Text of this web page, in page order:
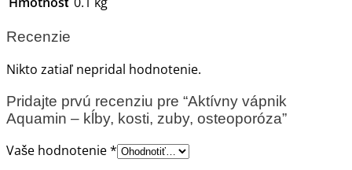
Recenzie
Nikto zatiaľ nepridal hodnotenie.
Pridajte prvú recenziu pre “Aktívny vápnik
Aquamin – kĺby, kosti, zuby, osteoporóza”
Vaše hodnotenie*